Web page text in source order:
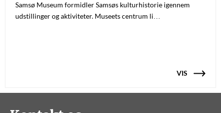
Samsø Museum formidler Samsøs kulturhistorie igennem
udstillinger og aktiviteter. Museets centrum li…
VIS